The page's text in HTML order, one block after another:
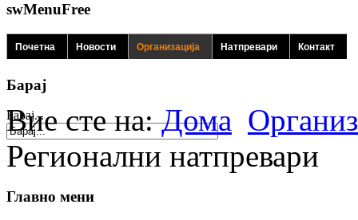
swMenuFree
Почетна Новости Организација Натпревари Контакт
Барај
Барај...
Вие сте на:Дома
Регионални натпревари
Главно мени